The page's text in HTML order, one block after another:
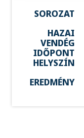
SOROZAT
HAZAI
VENDÉG
IDŐPONT
HELYSZÍN
EREDMÉNY